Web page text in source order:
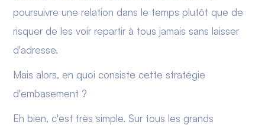
poursuivre une relation dans le temps plutôt que de
risquer de les voir repartir à tous jamais sans laisser
d'adresse.
Mais alors, en quoi consiste cette stratégie
d'embasement ?
Eh bien, c'est très simple. Sur tous les grands